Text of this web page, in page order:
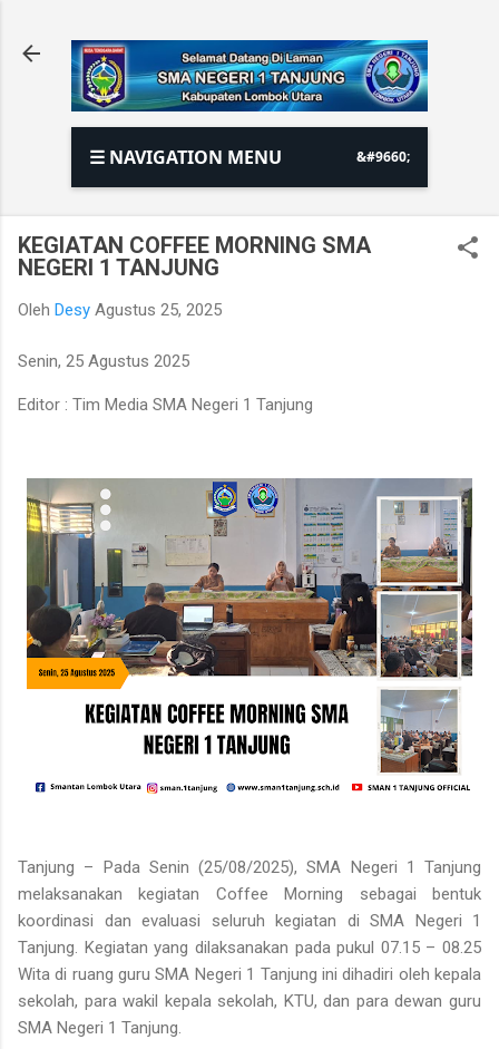
☰ NAVIGATION MENU
KEGIATAN COFFEE MORNING SMA
NEGERI 1 TANJUNG
Oleh Desy Agustus 25, 2025
Senin, 25 Agustus 2025
Editor : Tim Media SMA Negeri 1 Tanjung
Tanjung – Pada Senin (25/08/2025), SMA Negeri 1 Tanjung
melaksanakan kegiatan Coffee Morning sebagai bentuk
koordinasi dan evaluasi seluruh kegiatan di SMA Negeri 1
Tanjung. Kegiatan yang dilaksanakan pada pukul 07.15 – 08.25
Wita di ruang guru SMA Negeri 1 Tanjung ini dihadiri oleh kepala
sekolah, para wakil kepala sekolah, KTU, dan para dewan guru
SMA Negeri 1 Tanjung.